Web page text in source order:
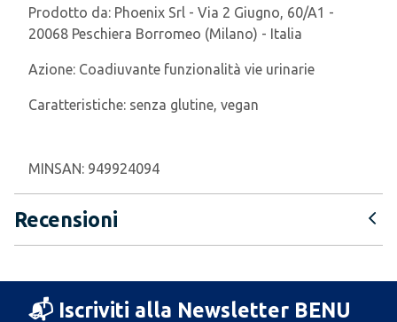
Prodotto da: Phoenix Srl - Via 2 Giugno, 60/A1 -
20068 Peschiera Borromeo (Milano) - Italia
Azione: Coadiuvante funzionalità vie urinarie
Caratteristiche: senza glutine, vegan
MINSAN: 949924094
Recensioni
📬 Iscriviti alla Newsletter BENU